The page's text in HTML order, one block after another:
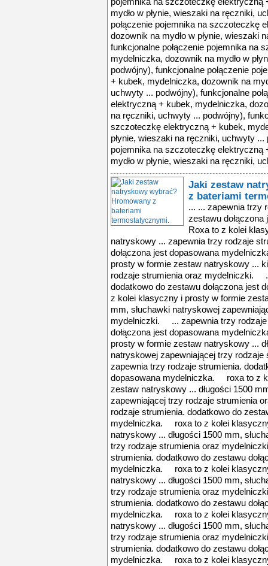
mydło w płynie, wieszaki na ręczniki,
połączenie pojemnika na szczoteczkę
dozownik na mydło w płynie, wieszaki
funkcjonalne połączenie pojemnika na
mydelniczka, dozownik na mydło w
podwójny), funkcjonalne połączenie
+ kubek, mydelniczka, dozownik na
uchwyty ... podwójny), funkcjonalne
elektryczną + kubek, mydelniczka,
na ręczniki, uchwyty ... podwójny),
szczoteczkę elektryczną + kubek,
płynie, wieszaki na ręczniki, uchwyty
pojemnika na szczoteczkę elektryczną
mydło w płynie, wieszaki na ręczniki,
Jaki zestaw
z bateriami
... ... zapewnia trzy
zestawu
Roxa to z kolei
natryskowy ... zapewnia trzy rodzaje
dołączona jest dopasowana
prosty w formie zestaw natryskowy ...
rodzaje strumienia oraz mydelniczki.
dodatkowo do zestawu dołączona
z kolei klasyczny i prosty w formie
mm, słuchawki natryskowej
mydelniczki. ... zapewnia trzy rodzaje
dołączona jest dopasowana
prosty w formie zestaw natryskowy ...
natryskowej zapewniającej trzy
zapewnia trzy rodzaje strumienia.
dopasowana mydelniczka. roxa to z
zestaw natryskowy ... długości 1500
zapewniającej trzy rodzaje strumienia
rodzaje strumienia. dodatkowo do
mydelniczka. roxa to z kolei
natryskowy ... długości 1500 mm,
trzy rodzaje strumienia oraz
strumienia. dodatkowo do zestawu
mydelniczka. roxa to z kolei
natryskowy ... długości 1500 mm,
trzy rodzaje strumienia oraz
strumienia. dodatkowo do zestawu
mydelniczka. roxa to z kolei
natryskowy ... długości 1500 mm,
trzy rodzaje strumienia oraz
strumienia. dodatkowo do zestawu
mydelniczka. roxa to z kolei